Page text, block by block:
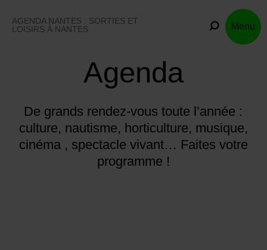
content
AGENDA NANTES : SORTIES ET
LOISIRS À NANTES
Menu
Agenda
De grands rendez-vous toute l’année :
culture, nautisme, horticulture, musique,
cinéma , spectacle vivant… Faites votre
programme !